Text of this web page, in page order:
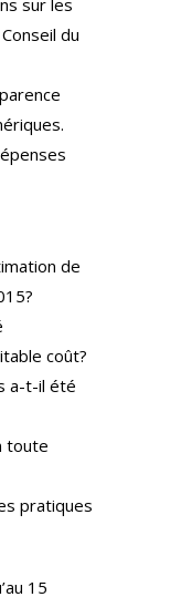
sur les
du
de
coût?
a-t-il été
toute
pratiques
15